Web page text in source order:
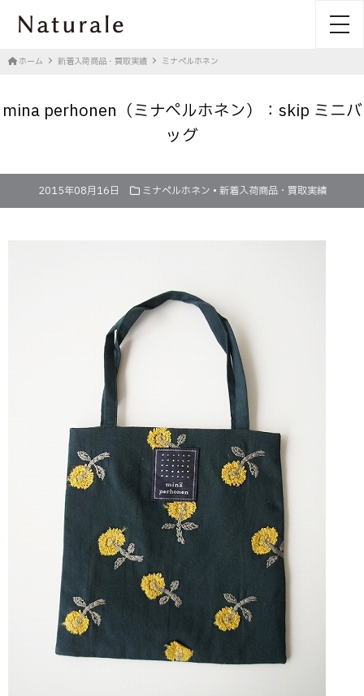
ホーム 新着入荷商品・買取実績 ミナペルホネン
mina perhonen（ミナペルホネン）：skip ミニバ
ッグ
2015年08月16日 ミナペルホネン • 新着入荷商品・買取実績